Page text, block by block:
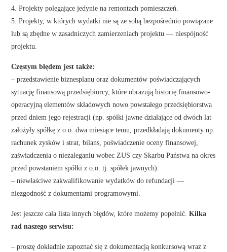
4. Projekty polegające jedynie na remontach pomieszczeń.
5. Projekty, w których wydatki nie są ze sobą bezpośrednio powiązane
lub są zbędne w zasadniczych zamierzeniach projektu — niespójność
projektu.
Częstym błędem jest także:
– przedstawienie biznesplanu oraz dokumentów poświadczających
sytuację finansową przedsiębiorcy, które obrazują historię finansowo-
operacyjną elementów składowych nowo powstałego przedsiębiorstwa
przed dniem jego rejestracji (np. spółki jawne działające od dwóch lat
założyły spółkę z o.o. dwa miesiące temu, przedkładają dokumenty np.
rachunek zysków i strat, bilans, poświadczenie oceny finansowej,
zaświadczenia o niezaleganiu wobec ZUS czy Skarbu Państwa na okres
przed powstaniem spółki z o.o. tj. spółek jawnych).
– niewłaściwe zakwalifikowanie wydatków do refundacji —
niezgodność z dokumentami programowymi.
Jest jeszcze cała lista innych błędów, które możemy popełnić.Kilka
rad naszego serwisu:
– proszę dokładnie zapoznać się z dokumentacją konkursową wraz z